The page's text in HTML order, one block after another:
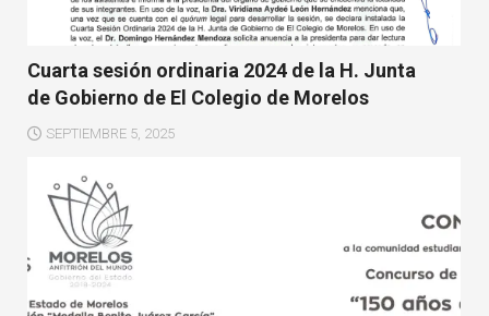
Cuarta sesión ordinaria 2024 de la H. Junta
de Gobierno de El Colegio de Morelos
SEPTIEMBRE 5, 2025